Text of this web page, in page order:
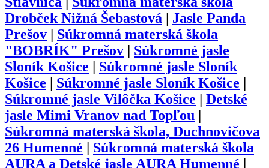
Drobček Nižná Šebastová
Jasle Panda
Prešov
Súkromná materská škola
"BOBRÍK" Prešov
Súkromné jasle
Sloník Košice
Súkromné jasle Sloník
Košice
Súkromné jasle Sloník Košice
Súkromné jasle Vilôčka Košice
Detské
jasle Mimi Vranov nad Topľou
Súkromná materská škola, Duchnovičova
26 Humenné
Súkromná materská škola
AURA a Detské jasle AURA Humenné